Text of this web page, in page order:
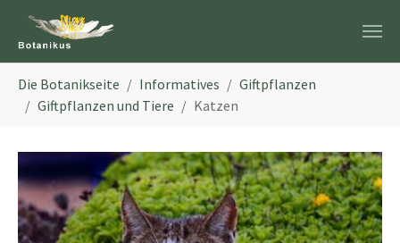
Die Botanikseite Informatives
Giftpflanzen
Giftpflanzen und Tiere
Katzen